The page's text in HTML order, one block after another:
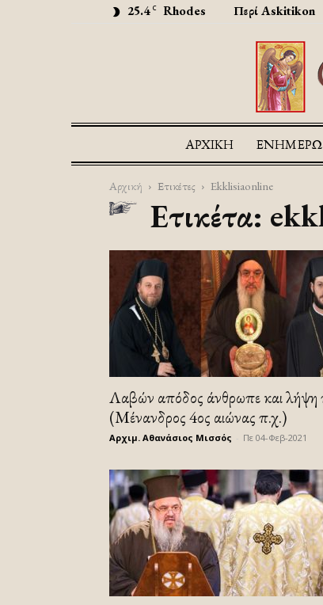
25.4 C Rhodes Περί Askitikon
ΑΡΧΙΚΉ
Αρχική Ετικέτες Ekklisiaonline
Ετικέτα:
Λαβών απόδος άνθρωπε και λήψη
(Μένανδρος 4ος αιώνας π.χ.)
Αρχιμ. Αθανάσιος Μισσός Πε 04-Φεβ-2021